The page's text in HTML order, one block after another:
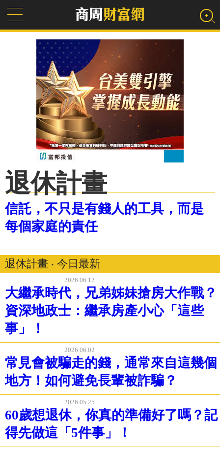
退休計畫
信託，不只是有錢人的工具，而是
每個家庭的責任
退休計畫 ‧ 今日最新
2026.06.12
大繼承時代，兄弟姊妹搶房大作戰？
資深地政士：繼承房產小心「這些
事」！
2026.06.02
常見會被騙走的錢，通常來自這幾個
地方！如何避免長輩被詐騙？
2026.05.25
60歲想退休，你真的準備好了嗎？記
得先做這「5件事」！